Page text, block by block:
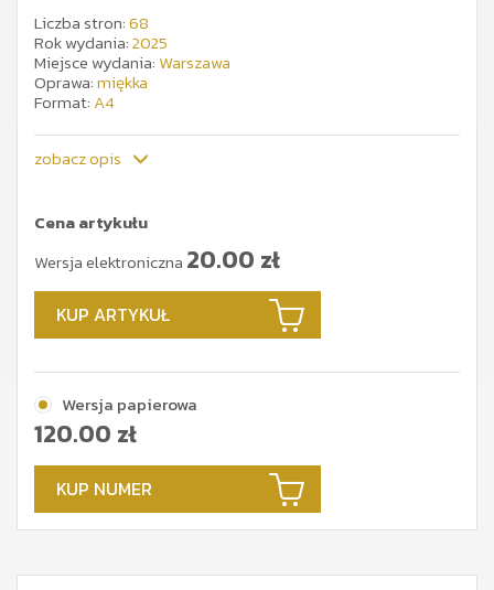
Liczba stron:68
Rok wydania:2025
Miejsce wydania: Warszawa
Oprawa:miękka
Format: A4
zobacz opis
Cena artykułu
Wersja elektroniczna 20.00 zł
KUP ARTYKUŁ
Wersja papierowa
120.00 zł
KUP NUMER